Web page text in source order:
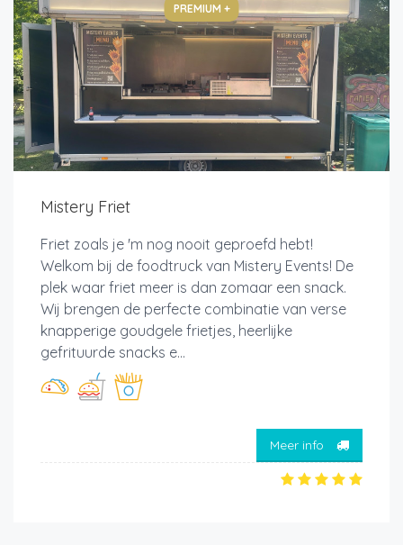
PREMIUM +
Mistery Friet
Friet zoals je 'm nog nooit geproefd hebt!
Welkom bij de foodtruck van Mistery Events! De
plek waar friet meer is dan zomaar een snack.
Wij brengen de perfecte combinatie van verse
knapperige goudgele frietjes, heerlijke
gefrituurde snacks e...
Meer info